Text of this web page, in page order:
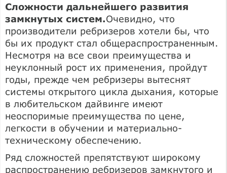
Сложности дальнейшего развития
замкнутых систем.Очевидно, что
производители ребризеров хотели бы, что
бы их продукт стал общераспространенным.
Несмотря на все свои преимущества и
неуклонный рост их применения, пройдут
годы, прежде чем ребризеры вытеснят
системы открытого цикла дыхания, которые
в любительском дайвинге имеют
неоспоримые преимущества по цене,
легкости в обучении и материально-
техническому обеспечению.
Ряд сложностей препятствуют широкому
распространению ребризеров замкнутого и